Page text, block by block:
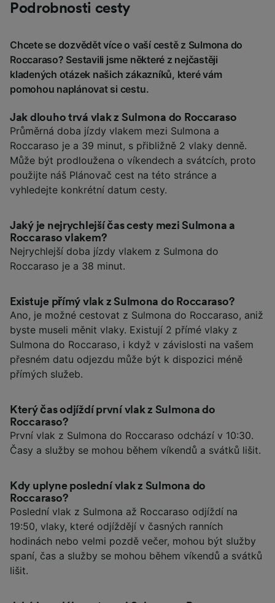
Podrobnosti cesty
Chcete se dozvědět více o vaší cestě z Sulmona do
Roccaraso? Sestavili jsme některé z nejčastěji
kladených otázek našich zákazníků, které vám
pomohou naplánovat si cestu.
Jak dlouho trvá vlak z Sulmona do Roccaraso
Průměrná doba jízdy vlakem mezi Sulmona a
Roccaraso je a 39 minut, s přibližně 2 vlaky denně.
Může být prodloužena o víkendech a svátcích, proto
použijte náš Plánovač cest na této stránce a
vyhledejte konkrétní datum cesty.
Jaký je nejrychlejší čas cesty mezi Sulmona a
Roccaraso vlakem?
Nejrychlejší doba jízdy vlakem z Sulmona do
Roccaraso je a 38 minut.
Existuje přímý vlak z Sulmona do Roccaraso?
Ano, je možné cestovat z Sulmona do Roccaraso, aniž
byste museli měnit vlaky. Existují 2 přímé vlaky z
Sulmona do Roccaraso, i když v závislosti na vašem
přesném datu odjezdu může být k dispozici méně
přímých služeb.
Který čas odjíždí první vlak z Sulmona do
Roccaraso?
První vlak z Sulmona do Roccaraso odchází v 10:30.
Časy a služby se mohou během víkendů a svátků lišit.
Kdy uplyne poslední vlak z Sulmona do
Roccaraso?
Poslední vlak z Sulmona až Roccaraso odjíždí na
19:50, vlaky, které odjíždějí v časných ranních
hodinách nebo velmi pozdě večer, mohou být služby
spaní, čas a služby se mohou během víkendů a svátků
lišit.